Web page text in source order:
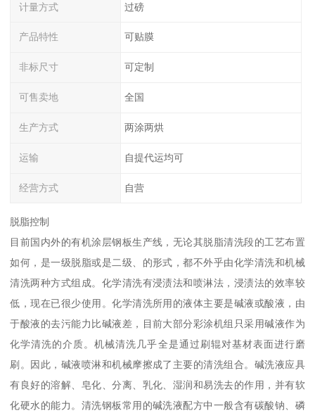
计量方式 过磅
产品特性 可贴膜
非标尺寸 可定制
可售卖地 全国
生产方式 两涂两烘
运输 自提代运均可
经营方式 自营
脱脂控制
目前国内外的有机涂层钢板生产线，无论其脱脂清洗段的工艺布置
如何，是一级脱脂或是二级、的形式，都不外乎由化学清洗和机械
清洗两种方式组成。化学清洗有浸渍法和喷淋法，浸渍法的效率较
低，现在已很少使用。化学清洗所用的液体主要是碱液或酸液，由
于酸液的去污能力比碱液差，目前大部分彩涂机组只采用碱液作为
化学清洗的介质。机械清洗几乎全是通过刷辊对基材表面进行磨
刷。因此，碱液喷淋和机械摩擦成了主要的清洗组合。碱洗液应具
有良好的溶解、皂化、分离、乳化、湿润和易洗去的作用，并有软
化硬水的能力。清洗钢板常用的碱洗液配方中一般含有碳酸钠、磷